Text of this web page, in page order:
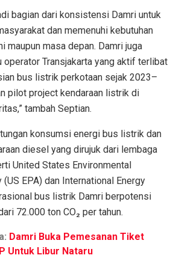
bagian dari konsistensi Damri untuk
dan memenuhi kebutuhan
maupun masa depan. Damri juga
operator Transjakarta yang aktif terlibat
bus listrik perkotaan sejak 2023–
pilot project kendaraan listrik di
tambah Septian.
konsumsi energi bus listrik dan
diesel yang dirujuk dari lembaga
United States Environmental
EPA) dan International Energy
bus listrik Damri berpotensi
72.000 ton CO₂ per tahun.
Damri Buka Pemesanan Tiket
Untuk Libur Nataru